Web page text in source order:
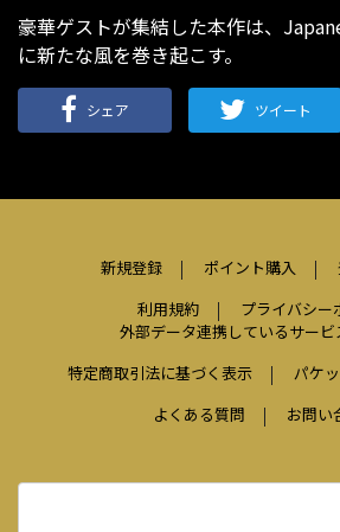
豪華ゲストが集結した本作は、
に新たな風を巻き起こす。
シェア ツイート
新規登録 ポイント購入
利用規約
プライバシー
外部データ連携しているサービ
特定商取引法に基づく表示
パケ
よくある質問
お問い